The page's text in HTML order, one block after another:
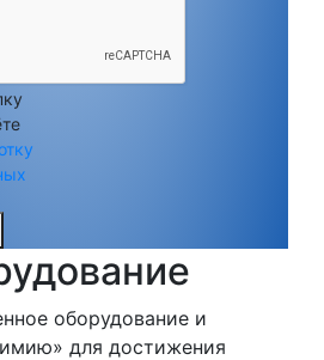
оборудование и
для достижения